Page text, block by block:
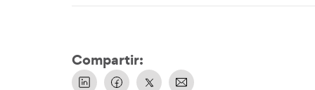
Compartir: